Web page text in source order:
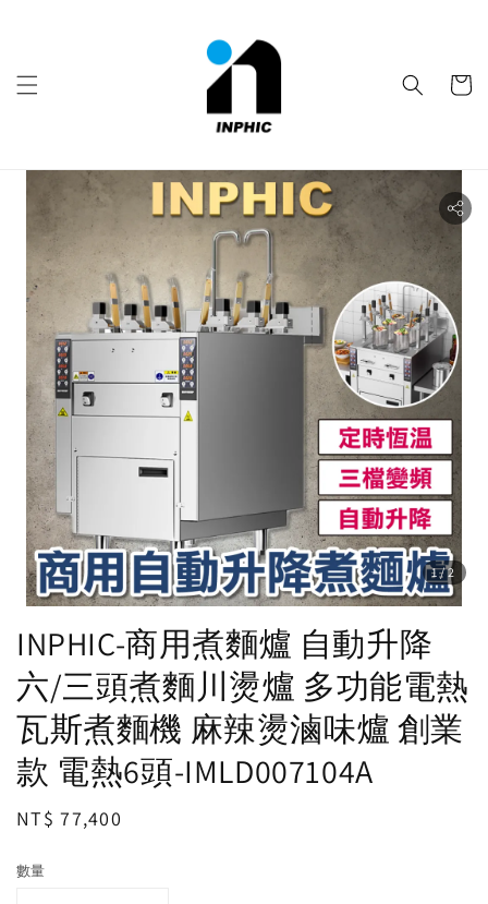
1/2
INPHIC-商用煮麵爐 自動升降
六/三頭煮麵川燙爐 多功能電熱
瓦斯煮麵機 麻辣燙滷味爐 創業
款 電熱6頭-IMLD007104A
Regular
NT$ 77,400
數量